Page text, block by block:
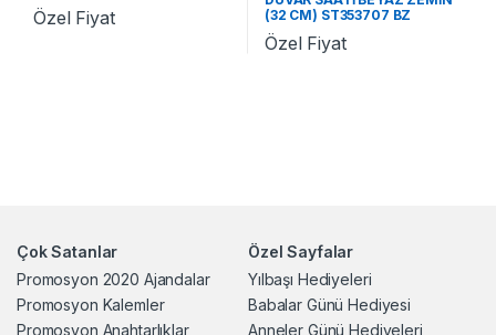
Özel Fiyat
(32 CM) ST353707 BZ
Özel Fiyat
Çok Satanlar
Promosyon 2020 Ajandalar
Promosyon Kalemler
Promosyon Anahtarlıklar
Özel Sayfalar
Yılbaşı Hediyeleri
Babalar Günü Hediyesi
Anneler Günü Hediyeleri